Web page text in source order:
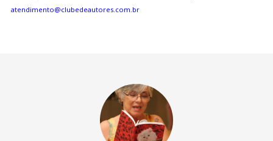
atendimento@clubedeautores.com.br